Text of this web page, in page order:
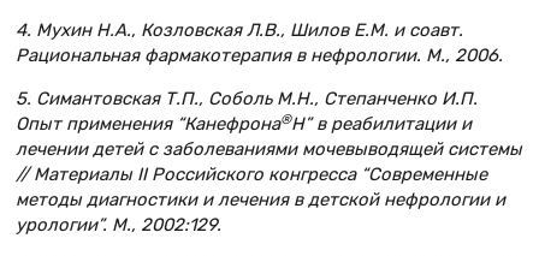
4. Мухин Н.А., Козловская Л.В., Шилов Е.М. и соавт.
Рациональная фармакотерапия в нефрологии. М., 2006.
5. Симантовская Т.П., Соболь М.Н., Степанченко И.П.
Опыт применения “Канефрона®Н” в реабилитации и
лечении детей с заболеваниями мочевыводящей системы
// Материалы II Российского конгресса “Современные
методы диагностики и лечения в детской нефрологии и
урологии”. М., 2002:129.